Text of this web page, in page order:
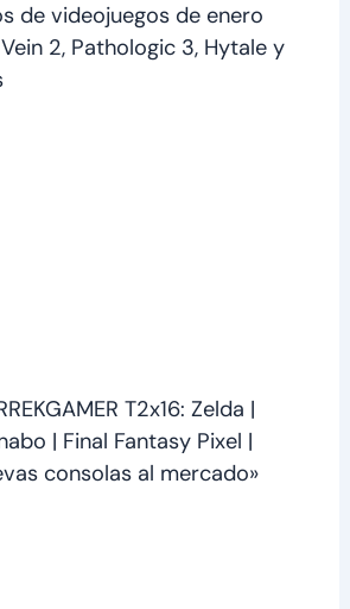
de videojuegos de enero
2, Pathologic 3, Hytale y
T2x16: Zelda |
| Final Fantasy Pixel |
consolas al mercado»